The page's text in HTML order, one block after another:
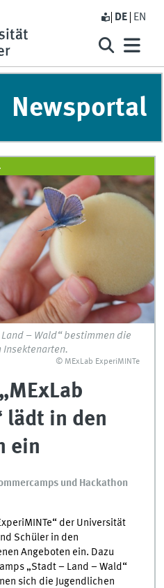
DE EN
Newsportal
– Wald“ bestimmen die
Insektenarten.
© MExLab ExperiMINTe
lädt in den
ein
und Hackathon
der Universität
Schüler in den
Angeboten ein. Dazu
„Stadt – Land – Wald“
sich die Jugendlichen